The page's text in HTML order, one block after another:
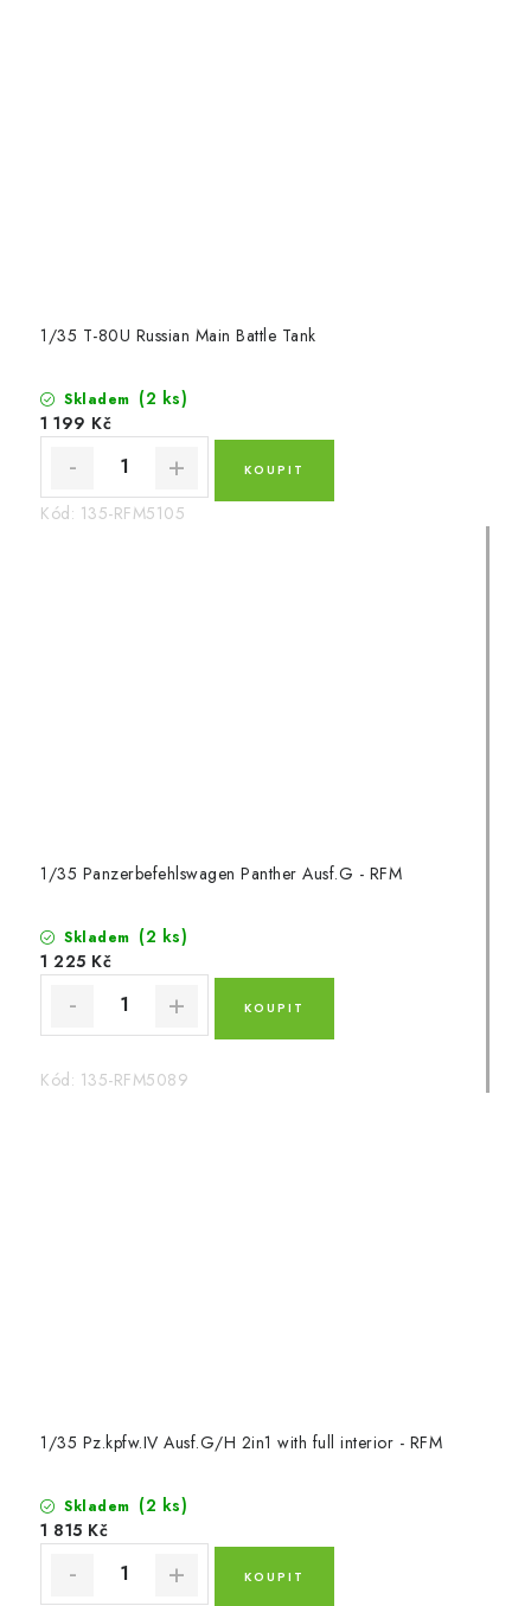
1/35 T-80U Russian Main Battle Tank
Skladem (2 ks)
1 199 Kč
Kód: 135-RFM5105
1/35 Panzerbefehlswagen Panther Ausf.G - RFM
Skladem (2 ks)
1 225 Kč
Kód: 135-RFM5089
1/35 Pz.kpfw.IV Ausf.G/H 2in1 with full interior - RFM
Skladem (2 ks)
1 815 Kč